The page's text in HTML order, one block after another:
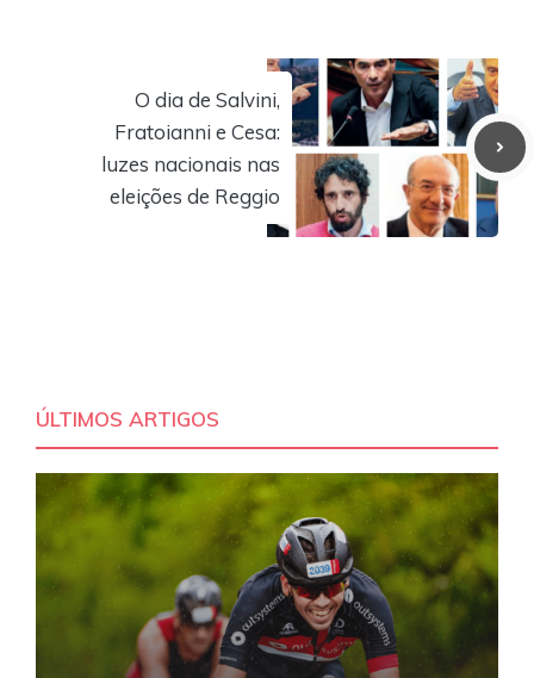
O dia de Salvini,
Fratoianni e Cesa:
luzes nacionais nas
eleições de Reggio
ÚLTIMOS ARTIGOS